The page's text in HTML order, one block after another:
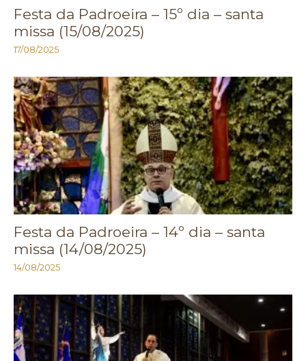
Festa da Padroeira – 15º dia – santa
missa (15/08/2025)
17/08/2025
Festa da Padroeira – 14º dia – santa
missa (14/08/2025)
14/08/2025